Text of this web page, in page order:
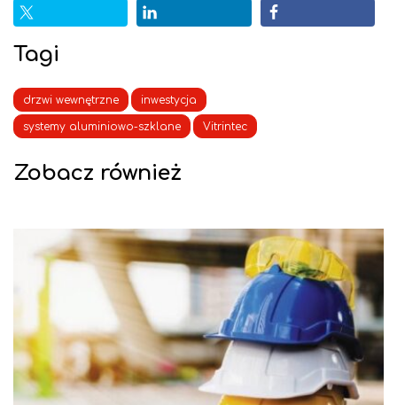
Tagi
drzwi wewnętrzne inwestycja
systemy aluminiowo-szklane Vitrintec
Zobacz również